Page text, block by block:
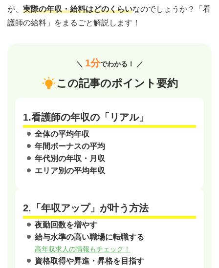
が、 実際の年収・給料はどのくらいなのでしょうか？「看
護師の給料」をまるごと解説します！
＼ 1分でわかる！ ／
この記事のポイント要約
1.看護師の年収の「リアル」
全体の平均年収
年間ボーナスの平均
年代別の年収・月収
エリア別の平均年収
2.「年収アップ」が叶う方法
夜勤回数を増やす
給与水準の高い職場に転職する
高年収求人の情報もチェック！
資格取得や昇進・昇格を目指す